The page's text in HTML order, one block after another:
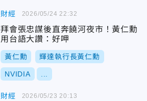
財經
拜會張忠謀後直奔饒河夜市！黃仁勳
用台語大讚：好呷
黃仁勳 輝達執行長黃仁勳
NVIDIA
2026/05/24 22:32
財經 2026/05/23 20:13